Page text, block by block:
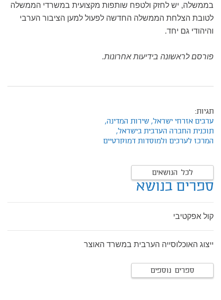
בממשלה, יש לחזק ולטפח שותפות מקצועית במשרדי הממשלה
לטובת הצלחת הממשלה החדשה לפעול למען הציבור הערבי
והיהודי גם יחד.
פורסם לראשונה בידיעות אחרונות.
תגיות:
ערבים אזרחי ישראל, שירות המדינה,
תוכנית החברה הערבית בישראל,
המרכז לערכים ולמוסדות דמוקרטיים
לכל הנושאים
ספרים בנושא
קול אפקטיבי
ייצוג האוכלוסייה הערבית במשרד האוצר
ספרים נוספים